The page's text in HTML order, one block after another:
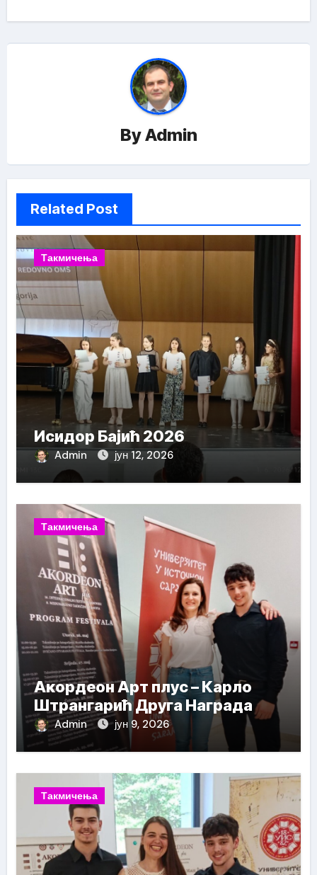
ByAdmin
Related Post
Такмичења
Исидор Бајић 2026
Admin јун 12, 2026
Такмичења
Акордеон Арт плус – Карло
Штрангарић Друга Награда
Admin јун 9, 2026
Такмичења